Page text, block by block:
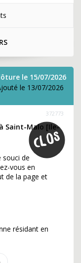
le 15/07/2026
le 13/07/2026
372773
Saint-Malo [Ile-
souci de
vous en
de la page et
résidant en